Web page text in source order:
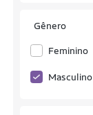
Gênero
Feminino
Masculino